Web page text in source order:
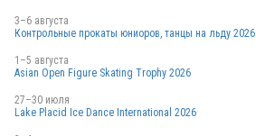
3–6 августа
Контрольные прокаты юниоров, танцы на льду 2026
1–5 августа
Asian Open Figure Skating Trophy 2026
27–30 июля
Lake Placid Ice Dance International 2026